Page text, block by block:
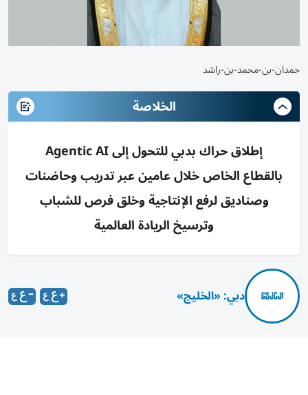
حمدان-بن-محمد-بن-راشد
الخلاصة
إطلاق حراك بدبي للتحول إلى Agentic AI
بالقطاع الخاص خلال عامين عبر تدريب وحاضنات
وصناديق لرفع الإنتاجية وخلق فرص للشباب
وترسيخ الريادة العالمية
دبي: «الخليج»